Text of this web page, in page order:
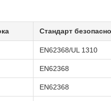
Стандарт
EN62368/UL 1310
EN62368
EN62368